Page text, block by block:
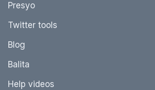
Presyo
Twitter tools
Blog
Balita
Help videos